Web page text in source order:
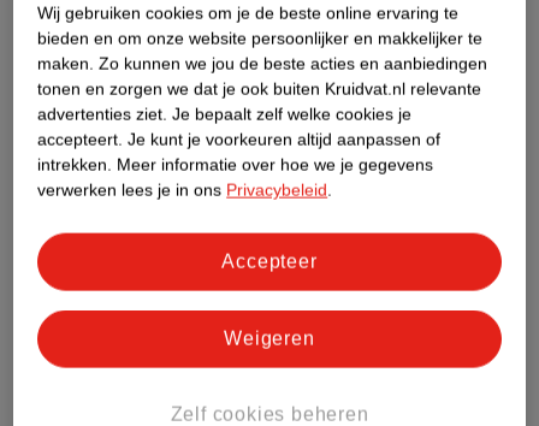
Nature Impact Score
Dit product heeft (nog) geen Nature
Impact Score.
Meer informatie
Bekijk ook
Alle Ledikanten
Wij gebruiken cookies om je de beste online ervaring te
bieden en om onze website persoonlijker en makkelijker te
maken. Zo kunnen we jou de beste acties en aanbiedingen
tonen en zorgen we dat je ook buiten Kruidvat.nl relevante
advertenties ziet. Je bepaalt zelf welke cookies je
accepteert. Je kunt je voorkeuren altijd aanpassen of
intrekken. Meer informatie over hoe we je gegevens
verwerken lees je in ons Privacybeleid.
Zelf cookies beheren
Weigeren
Accepteer